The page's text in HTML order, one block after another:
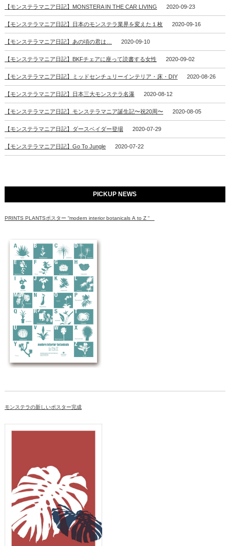
【モンステラマニア日記】MONSTERA IN THE CAR LIVING 2020-09-23
【モンステラマニア日記】日本のモンステラ業界を変えた１枚 2020-09-16
【モンステラマニア日記】あの頃の君は… 2020-09-10
【モンステラマニア日記】BKFチェアに座って読書する女性 2020-09-02
【モンステラマニア日記】ミッドセンチュリーインテリア・床・DIY 2020-08-26
【モンステラマニア日記】日本三大モンステラ名瀑 2020-08-12
【モンステラマニア日記】モンステラマニア誕生記〜祝20周〜 2020-08-05
【モンステラマニア日記】ダースベイダー登場 2020-07-29
【モンステラマニア日記】Go To Jungle 2020-07-22
PICKUP NEWS
PRINTS PLANTSポスター “modern interior botanicals A to Z “
モンステラの新しいポスター完成